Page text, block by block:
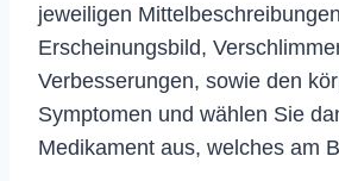
jeweiligen
Erscheinungsbild,
Verbesserungen, sowie den
Symptomen und wählen Sie
Medikament aus, welches am